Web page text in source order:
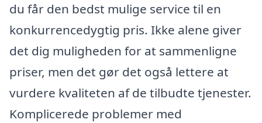
du får den bedst mulige service til en
konkurrencedygtig pris. Ikke alene giver
det dig muligheden for at sammenligne
priser, men det gør det også lettere at
vurdere kvaliteten af de tilbudte tjenester.
Komplicerede problemer med